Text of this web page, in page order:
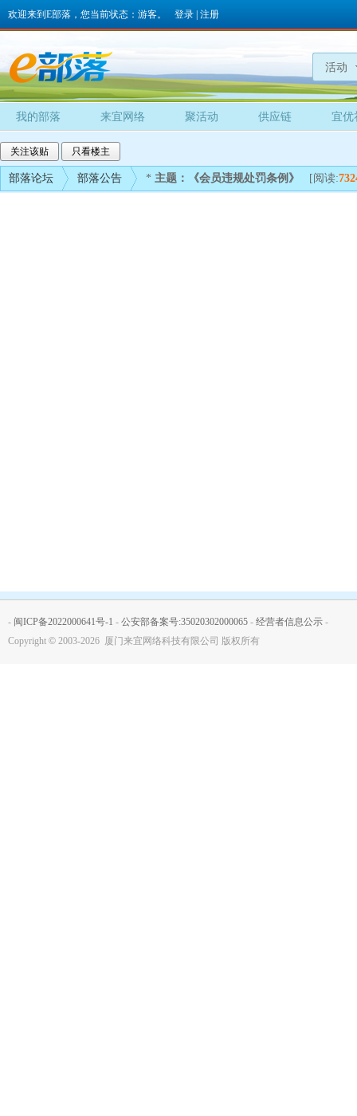
欢迎来到E部落，您当前状态：游客。 登录 注册
活动
我的部落 来宜网络 聚活动 供应链 宜优
关注该贴 只看楼主
部落论坛 部落公告 * 主题：《会员违规处罚条例》 [阅读:
- 闽ICP备2022000641号-1 - 公安部备案号:35020302000065 - 经营者信息公示 -
Copyright © 2003-2026 厦门来宜网络科技有限公司 版权所有